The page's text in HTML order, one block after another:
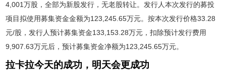
4,001万股，全部为新股发行，无老股转让。发行人本次发行的募投
项目拟使用募集资金金额为123,245.65万元。按本次发行价格33.28
元/股，发行人预计募集资金133,153.28万元，扣除预计发行费用
9,907.63万元后，预计募集资金净额为123,245.65万元。
拉卡拉今天的成功，明天会更成功